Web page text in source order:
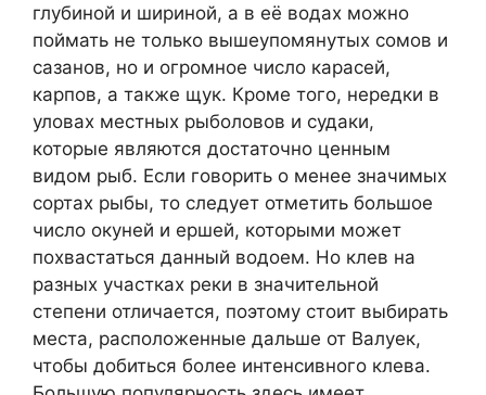
глубиной и шириной, а в её водах можно
поймать не только вышеупомянутых сомов и
сазанов, но и огромное число карасей,
карпов, а также щук. Кроме того, нередки в
уловах местных рыболовов и судаки,
которые являются достаточно ценным
видом рыб. Если говорить о менее значимых
сортах рыбы, то следует отметить большое
число окуней и ершей, которыми может
похвастаться данный водоем. Но клев на
разных участках реки в значительной
степени отличается, поэтому стоит выбирать
места, расположенные дальше от Валуек,
чтобы добиться более интенсивного клева.